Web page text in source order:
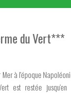
du Vert***
à l'époque
est restée jusqu'en